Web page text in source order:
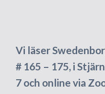
Vi läser
# 165 – 175, i
7 och online via